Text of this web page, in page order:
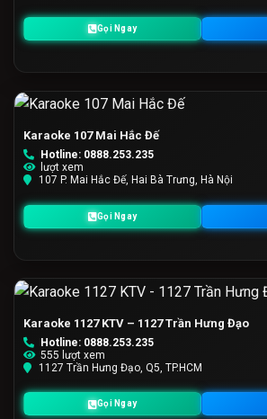
Gọi Ngay
Karaoke 107 Mai Hắc Đế
Hotline: 0888.253.235
lượt xem
107 P. Mai Hắc Đế, Hai Bà Trưng, Hà Nội
Gọi Ngay
Karaoke 1127 KTV – 1127 Trần Hưng Đạo
Hotline: 0888.253.235
555 lượt xem
1127 Trần Hưng Đạo, Q5, TP.HCM
Gọi Ngay